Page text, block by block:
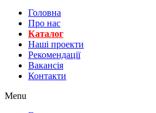
Головна
Про нас
Каталог
Нашi проекти
Рекомендації
Вакансiя
Контакти
Menu